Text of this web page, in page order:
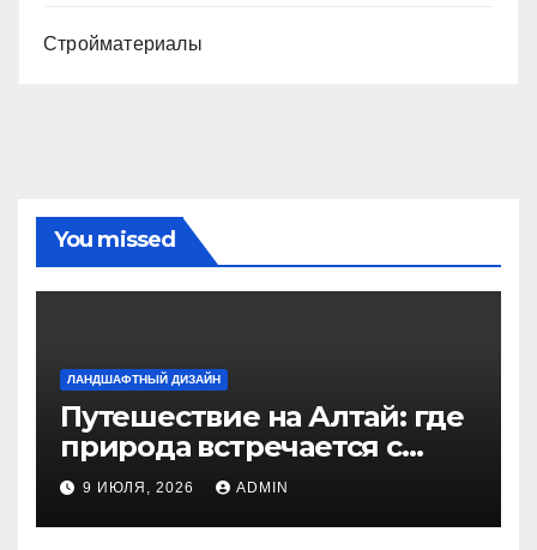
Стройматериалы
You missed
ЛАНДШАФТНЫЙ ДИЗАЙН
Путешествие на Алтай: где
природа встречается с
духом приключений
9 ИЮЛЯ, 2026 ADMIN